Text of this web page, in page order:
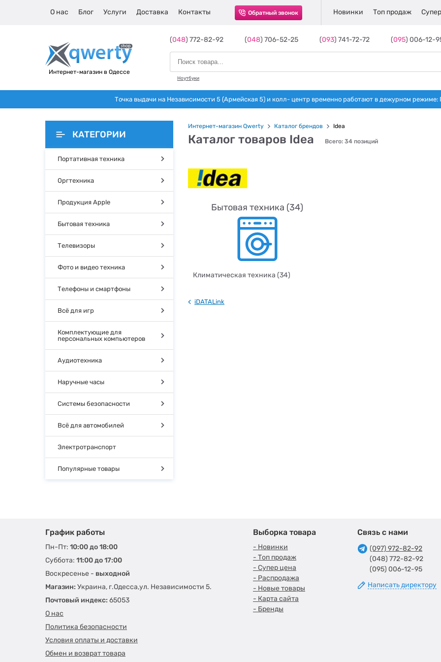
О нас Блог Услуги Доставка Контакты Обратный звонок Новинки Топ продаж
Интернет-магазин в Одессе
(048) 772-82-92 (048) 706-52-25 (093) 741-72-72 (095) 006-12-
Ноутбуки
Точка выдачи на Независимости 5 (Армейская 5) и колл- центр временно работают в дежурном режиме:
КАТЕГОРИИ
Портативная техника
Оргтехника
Продукция Apple
Бытовая техника
Телевизоры
Фото и видео техника
Телефоны и смартфоны
Всё для игр
Комплектующие для
персональных компьютеров
Аудиотехника
Наручные часы
Системы безопасности
Всё для автомобилей
Электротранспорт
Популярные товары
Интернет-магазин Qwerty Каталог брендов Idea
Каталог товаров Idea Всего: 34 позиций
Бытовая техника (34)
Климатическая техника (34)
iDATALink
График работы
Пн-Пт: 10:00 до 18:00
Суббота: 11:00 до 17:00
Воскресенье - выходной
Магазин: Украина, г.Одесса,ул. Независимости 5.
Почтовый индекс: 65053
О нас
Политика безопасности
Условия оплаты и доставки
Обмен и возврат товара
Выборка товара
- Новинки
- Топ продаж
- Супер цена
- Распродажа
- Новые товары
- Карта сайта
- Бренды
Связь с нами
(097) 972-82-92
(048) 772-82-92
(095) 006-12-95
Написать директору